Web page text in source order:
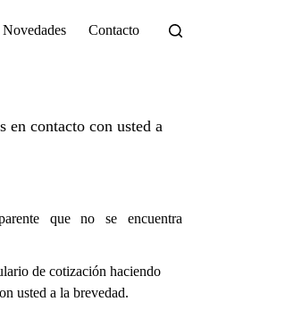
Novedades Contacto
en contacto con usted a
que no se encuentra
de cotización haciendo
usted a la brevedad.